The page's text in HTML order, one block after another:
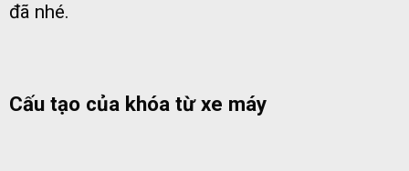
đã nhé.
Cấu tạo của khóa từ xe máy